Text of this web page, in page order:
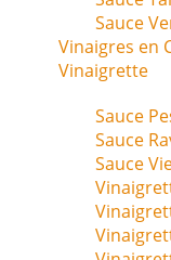
Sauce
Vinaigres en
Vinaigrette
Sauce
Sauce
Sauce